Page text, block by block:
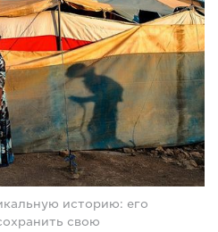
историю: его
свою